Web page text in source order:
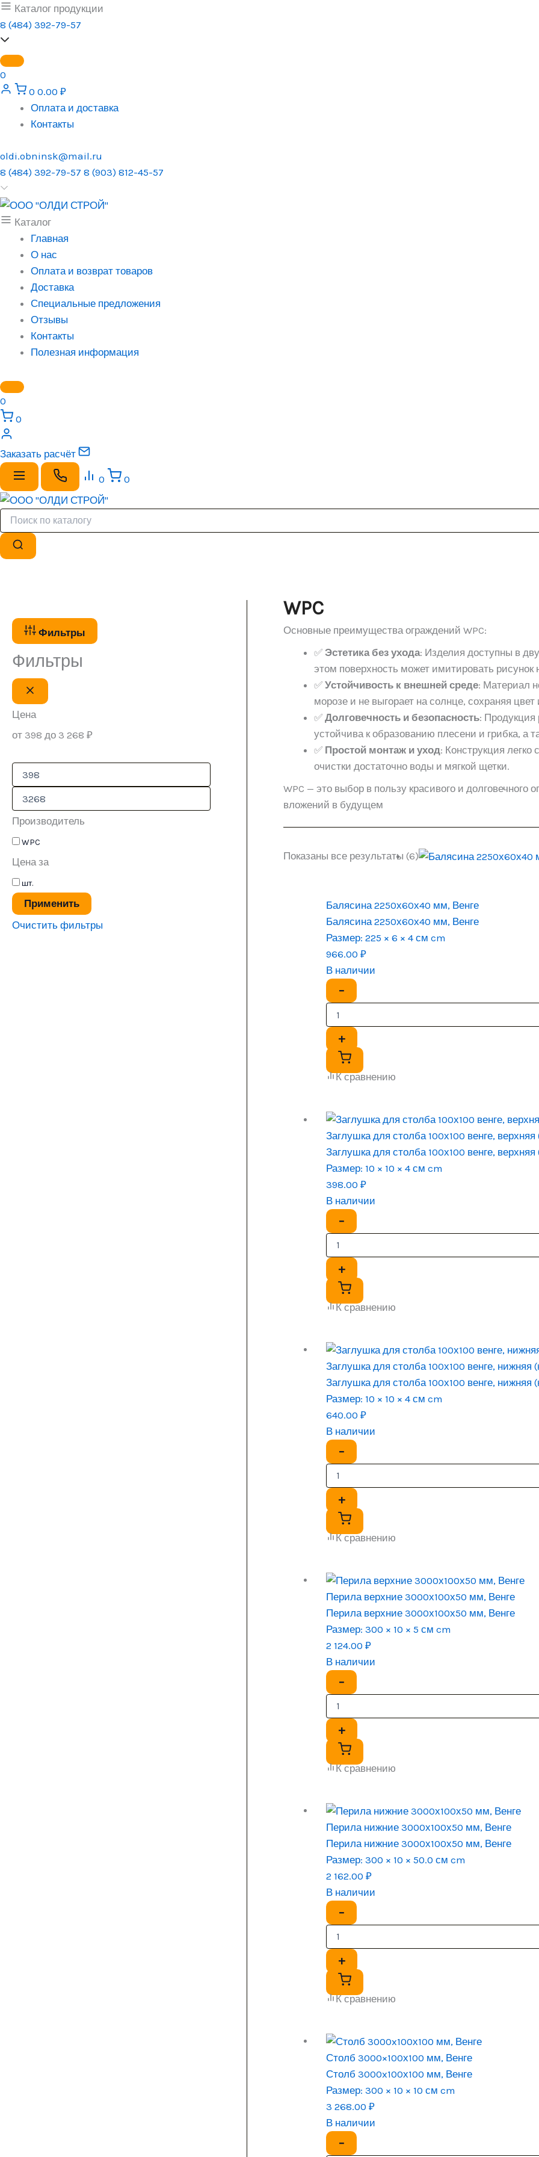
Перейти
к
содержимому
Каталог продукции
8 (484) 392-79-57
0
0 0.00 ₽
Оплата и доставка
Контакты
oldi.obninsk@mail.ru
8 (484) 392-79-57 8 (903) 812-45-57
Каталог
Главная
О нас
Оплата и возврат товаров
Доставка
Специальные предложения
Отзывы
Контакты
Полезная информация
0
0
Заказать расчёт
0 0
Фильтры
Фильтры
Цена
от 398 до 3 268 ₽
Производитель
WPC
Цена за
шт.
Применить
Очистить фильтры
WPC
Основные преимущества ограждений WPC:
✅ Эстетика без ухода: Изделия доступны в
этом поверхность может имитировать
✅Устойчивость к внешней среде: Материал
морозе и не выгорает на солнце, сохраняя
✅Долговечность и безопасность: Продукция
устойчива к образованию плесени и грибка,
✅ Простой монтаж и уход: Конструкция
очистки достаточно воды и мягкой щетки.
WPC — это выбор в пользу красивого и долговечного
вложений в будущем
Показаны все результаты (6)
Балясина 2250х60х40 мм, Венге
Балясина 2250х60х40 мм, Венге
Размер: 225 × 6 × 4 см cm
966.00₽
В наличии
−
+
К сравнению
Заглушка для столба 100х100 венге,
Заглушка для столба 100х100 венге,
Размер: 10 × 10 × 4 см cm
398.00₽
В наличии
−
+
К сравнению
Заглушка для столба 100х100 венге, нижняя
Заглушка для столба 100х100 венге, нижняя
Размер: 10 × 10 × 4 см cm
640.00₽
В наличии
−
+
К сравнению
Перила верхние 3000х100х50 мм, Венге
Перила верхние 3000х100х50 мм, Венге
Размер: 300 × 10 × 5 см cm
2 124.00₽
В наличии
−
+
К сравнению
Перила нижние 3000х100х50 мм, Венге
Перила нижние 3000х100х50 мм, Венге
Размер: 300 × 10 × 50.0 см cm
2 162.00₽
В наличии
−
+
К сравнению
Столб 3000×100х100 мм, Венге
Столб 3000x100х100 мм, Венге
Размер: 300 × 10 × 10 см cm
3 268.00₽
В наличии
−